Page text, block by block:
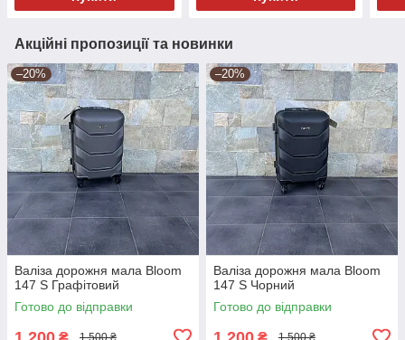
Акційні пропозиції та новинки
–20%
Валіза дорожня мала Bloom
147 S Графітовий
Готово до відправки
–20%
Валіза дорожня мала Bloom
147 S Чорний
Готово до відправки